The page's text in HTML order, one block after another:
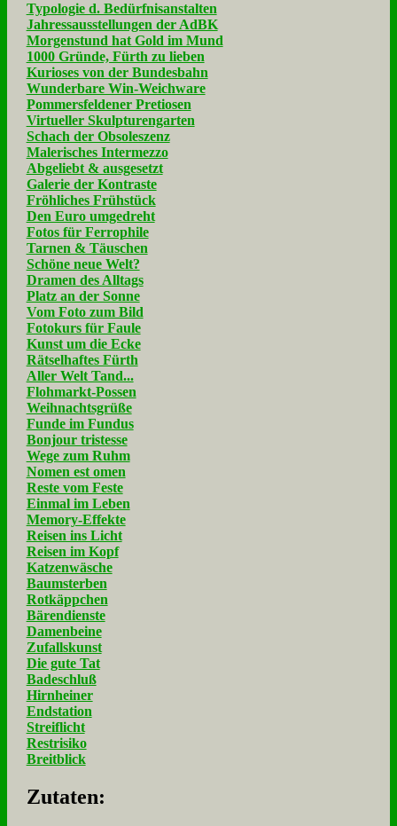
Typologie d. Bedürfnisanstalten
Jahressausstellungen der AdBK
Morgenstund hat Gold im Mund
1000 Gründe, Fürth zu lieben
Kurioses von der Bundesbahn
Wunderbare Win-Weichware
Pommersfeldener Pretiosen
Virtueller Skulpturengarten
Schach der Obsoleszenz
Malerisches Intermezzo
Abgeliebt & ausgesetzt
Galerie der Kontraste
Fröhliches Frühstück
Den Euro umgedreht
Fotos für Ferrophile
Tarnen & Täuschen
Schöne neue Welt?
Dramen des Alltags
Platz an der Sonne
Vom Foto zum Bild
Fotokurs für Faule
Kunst um die Ecke
Rätselhaftes Fürth
Aller Welt Tand...
Flohmarkt-Possen
Weihnachtsgrüße
Funde im Fundus
Bonjour tristesse
Wege zum Ruhm
Nomen est omen
Reste vom Feste
Einmal im Leben
Memory-Effekte
Reisen ins Licht
Reisen im Kopf
Katzenwäsche
Baumsterben
Rotkäppchen
Bärendienste
Damenbeine
Zufallskunst
Die gute Tat
Badeschluß
Hirnheiner
Endstation
Streiflicht
Restrisiko
Breitblick
Zu­ta­ten: